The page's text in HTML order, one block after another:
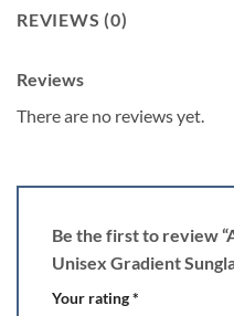
REVIEWS (0)
Reviews
There are no reviews yet.
Be the first to review
Unisex Gradient
Your rating*